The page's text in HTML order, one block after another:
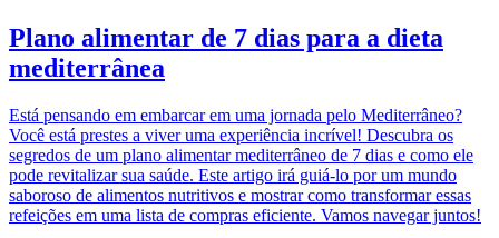
Plano alimentar de 7 dias para a dieta
mediterrânea
Está pensando em embarcar em uma jornada pelo Mediterrâneo?
Você está prestes a viver uma experiência incrível! Descubra os
segredos de um plano alimentar mediterrâneo de 7 dias e como ele
pode revitalizar sua saúde. Este artigo irá guiá-lo por um mundo
saboroso de alimentos nutritivos e mostrar como transformar essas
refeições em uma lista de compras eficiente. Vamos navegar juntos!